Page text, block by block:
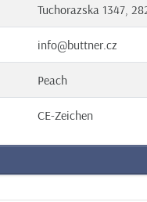
Tuchorazska 1347,
info@buttner.cz
Peach
CE-Zeichen